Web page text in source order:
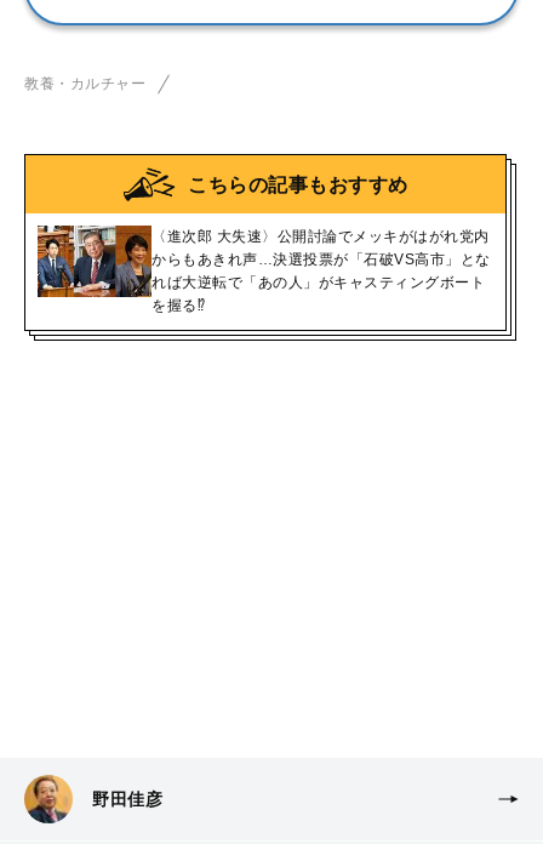
教養・カルチャー
こちらの記事もおすすめ
〈進次郎 大失速〉公開討論でメッキがはがれ党内
からもあきれ声…決選投票が「石破VS高市」とな
れば大逆転で「あの人」がキャスティングボート
を握る⁉
野田佳彦